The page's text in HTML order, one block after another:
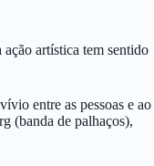
artística tem sentido
entre as pessoas e ao
(banda de palhaços),